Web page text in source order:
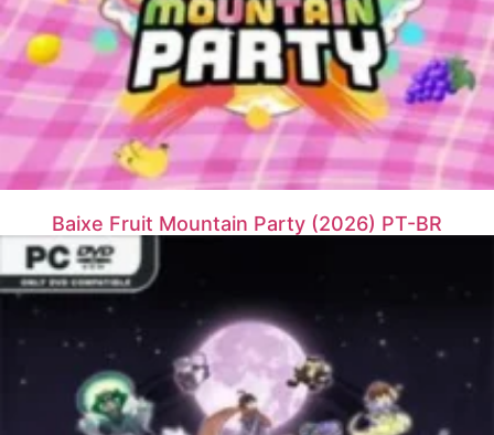
Baixe Fruit Mountain Party (2026) PT-BR